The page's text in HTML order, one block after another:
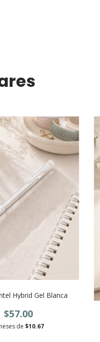
Hybrid Gel Blanca
$57.00
de $10.67